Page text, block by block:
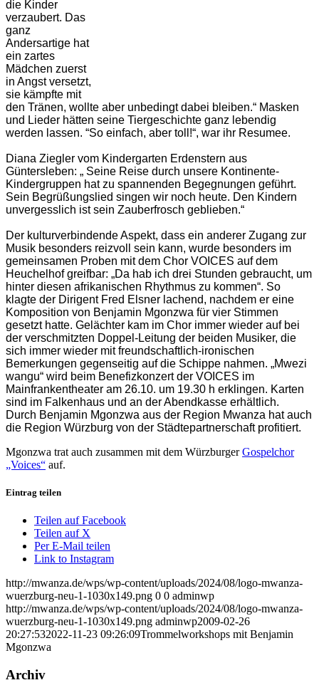
die Kinder
verzaubert. Das
ganz
Andersartige hat
ein zartes
Mädchen zuerst
in Angst versetzt,
sie kämpfte mit
den Tränen, wollte aber unbedingt dabei bleiben.“ Masken
und Lieder hätten seine Tiergeschichte ganz lebendig
werden lassen. “So einfach, aber toll!“, war ihr Resumee.
Diana Ziegler vom Kindergarten Erdenstern aus
Güntersleben: „ Seine Reise durch unsere Kontinente-
Kindergruppen hat zu spannenden Begegnungen geführt.
Sein Begrüßungslied singen wir noch heute. Den Kindern
unvergesslich ist sein Zauberfrosch geblieben.“
Der kulturverbindende Aspekt, dass ein anderer Zugang zur
Musik besonders reizvoll sein kann, wurde besonders im
gemeinsamen Proben mit dem Chor VOICES auf dem
Heuchelhof greifbar: „Da hab ich drei Stunden gebraucht, um
hinter diesen afrikanischen Rhythmus zu kommen“. So
klagte der Dirigent Fred Elsner lachend, nachdem er eine
Komposition von Benjamin Mgonzwa für vier Stimmen
gesetzt hatte. Gelächter kam im Chor immer wieder auf bei
der verschmitzten Doppel-Leitung der beiden Musiker, die
sich immer wieder mit freundschaftlich-ironischen
Bemerkungen gegenseitig auf die Schippe nahmen. „Mwezi
wangu“ wird beim Benefizkonzert der VOICES im
Mainfrankentheater am 26.10. um 19.30 h erklingen. Karten
sind im Falkenhaus und an der Abendkasse erhältlich.
Durch Benjamin Mgonzwa aus der Region Mwanza hat auch
die Region Würzburg von der Städtepartnerschaft profitiert.
Mgonzwa trat auch zusammen mit dem WürzburgerGospelchor
„Voices“ auf.
Eintrag teilen
Teilen auf Facebook
Teilen auf X
Per E-Mail teilen
Link to Instagram
http://mwanza.de/wps/wp-content/uploads/2024/08/logo-mwanza-
wuerzburg-neu-1-1030x149.png 0 0 adminwp
http://mwanza.de/wps/wp-content/uploads/2024/08/logo-mwanza-
wuerzburg-neu-1-1030x149.png adminwp2009-02-26
20:27:532022-11-23 09:26:09Trommelworkshops mit Benjamin
Mgonzwa
Archiv